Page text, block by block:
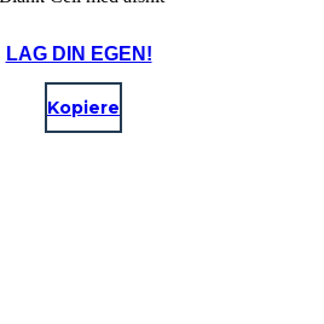
LAG DIN EGEN!
Kopiere